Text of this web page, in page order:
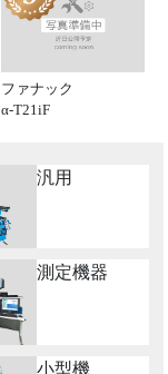
ファナック
α-T21iF
汎用
測定機器
小型機